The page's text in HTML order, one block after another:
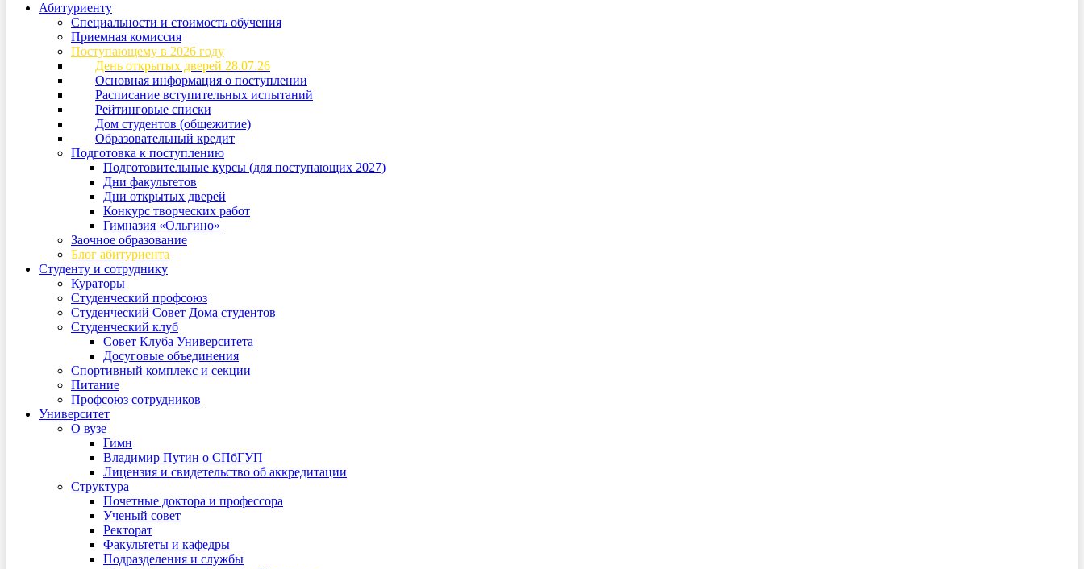
Абитуриенту
Специальности и стоимость обучения
Приемная комиссия
Поступающему в 2026 году
День открытых дверей 28.07.26
Основная информация о поступлении
Расписание вступительных испытаний
Рейтинговые списки
Дом студентов (общежитие)
Образовательный кредит
Подготовка к поступлению
Подготовительные курсы (для поступающих 2027)
Дни факультетов
Дни открытых дверей
Конкурс творческих работ
Гимназия «Ольгино»
Заочное образование
Блог абитуриента
Студенту и сотруднику
Кураторы
Студенческий профсоюз
Студенческий Совет Дома студентов
Студенческий клуб
Совет Клуба Университета
Досуговые объединения
Спортивный комплекс и секции
Питание
Профсоюз сотрудников
Университет
О вузе
Гимн
Владимир Путин о СПбГУП
Лицензия и свидетельство об аккредитации
Структура
Почетные доктора и профессора
Ученый совет
Ректорат
Факультеты и кафедры
Подразделения и службы